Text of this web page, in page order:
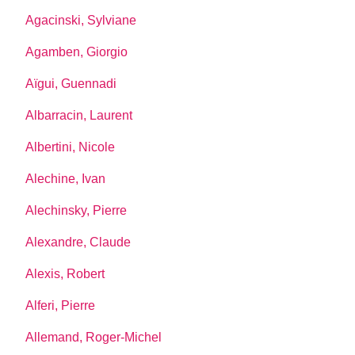
Agacinski, Sylviane
Agamben, Giorgio
Aïgui, Guennadi
Albarracin, Laurent
Albertini, Nicole
Alechine, Ivan
Alechinsky, Pierre
Alexandre, Claude
Alexis, Robert
Alferi, Pierre
Allemand, Roger-Michel